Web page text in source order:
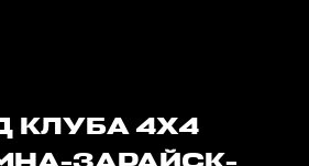
КЛУБА 4Х4